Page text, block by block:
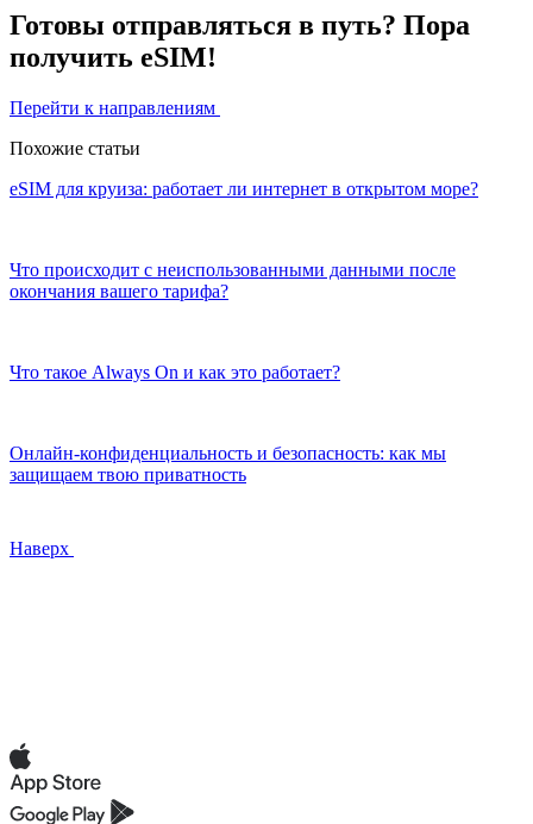
Готовы отправляться в путь? Пора
получить eSIM!
Перейти к направлениям
Похожие статьи
eSIM для круиза: работает ли интернет в открытом море?
Что происходит с неиспользованными данными после
окончания вашего тарифа?
Что такое Always On и как это работает?
Онлайн-конфиденциальность и безопасность: как мы
защищаем твою приватность
Наверх